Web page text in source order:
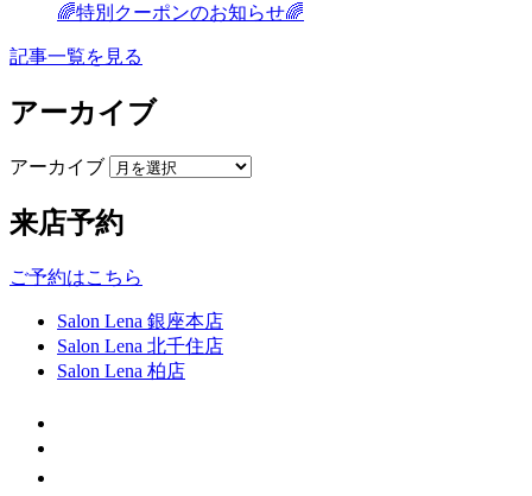
🌈特別クーポンのお知らせ🌈
記事一覧を見る
アーカイブ
アーカイブ
来店予約
ご予約はこちら
Salon Lena 銀座本店
Salon Lena 北千住店
Salon Lena 柏店